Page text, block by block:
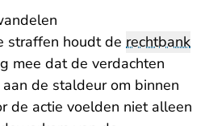
straffen houdt de rechtbank
mee dat de verdachten
de staldeur om binnen
de actie voelden niet alleen